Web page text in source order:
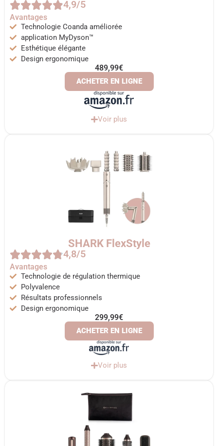
4,9/5
Avantages
Technologie Coanda améliorée
application MyDyson™
Esthétique élégante
Design ergonomique
489,99€
ACHETER EN LIGNE
Voir plus
SHARK FlexStyle
4,8/5
Avantages
Technologie de régulation thermique
Polyvalence
Résultats professionnels
Design ergonomique
299,99€
ACHETER EN LIGNE
Voir plus